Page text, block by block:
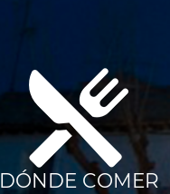
DÓNDE COMER